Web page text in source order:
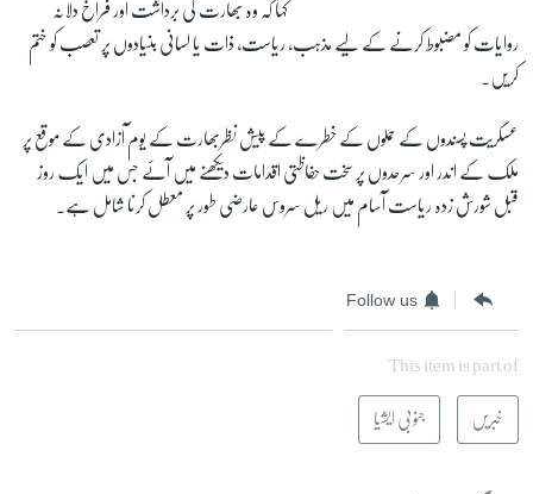
کہا کہ وہ بھارت کی برداشت اور فراخ دلانہ
روایات کو مضبوط کرنے کے لیے مذہب، ریاست، ذات یا لسانی بنیادوں پر تعصب کو ختم
کریں۔
عسکریت پسندوں کے حملوں کے خطرے کے پیش نظربھارت کے یوم آزادی کے موقع پر
ملک کے اندر اور سرحدوں پر سخت حفاظتی اقدامات دیکھنے میں آئے جس میں ایک روز
قبل شورش زدہ ریاست آسام میں ریل سروس عارضی طور پر معطل کرنا شامل ہے۔
Follow us
This item is part of
خبریں جنوبی ایشیا